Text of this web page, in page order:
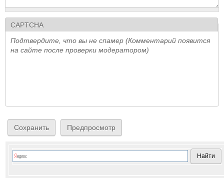
CAPTCHA
Подтвердите, что вы не спамер (Комментарий появится
на сайте после проверки модератором)